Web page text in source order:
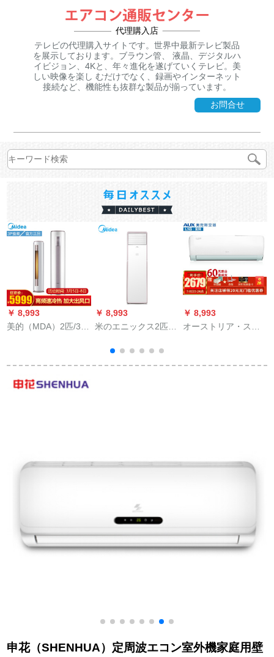
代理購入店
テレビの代理購入サイトです。世界中最新テレビ製品
を展示しております。ブラウン管、 液晶、デジタルハ
イビジョン、4Kと、年々進化を遂げていくテレビ。美
しい映像を楽し むだけでなく、録画やインターネット
接続など、機能性も抜群な製品が揃っています。
お問合せ
￥ 8,993
美的（MDA）2匹/3匹
ミリー用スタード客
車美のエニックス72
￥ 8,993
米のエニックス2匹/3
用冷房暖房式客間定
率エアレンWIFI快适
￥ 8,993
オーストリア・ス
果効果のあるエフェ
申花（SHENHUA）定周波エコン室外機家庭用壁